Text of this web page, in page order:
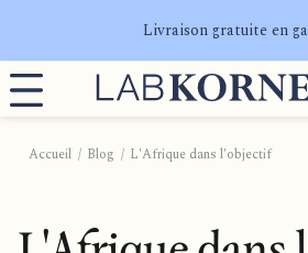
Livraison gratuite en
Accueil Blog L'Afrique dans l'objectif